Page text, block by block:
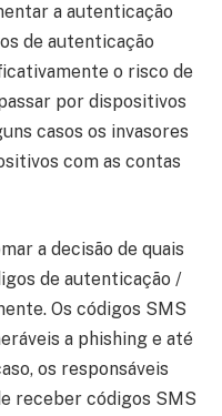
a autenticação
de autenticação
o risco de
por dispositivos
casos os invasores
com as contas
a decisão de quais
de autenticação /
Os códigos SMS
​​a phishing e até
os responsáveis
receber códigos SMS